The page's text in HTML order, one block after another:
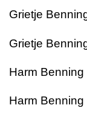
Grietje
Grietje
Harm
Harm